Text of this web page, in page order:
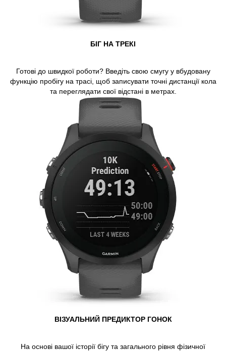
БІГ НА ТРЕКІ
Готові до швидкої роботи? Введіть свою смугу у вбудовану
функцію пробігу на трасі, щоб записувати точні дистанції кола
та переглядати свої відстані в метрах.
ВІЗУАЛЬНИЙ ПРЕДИКТОР ГОНОК
На основі вашої історії бігу та загального рівня фізичної